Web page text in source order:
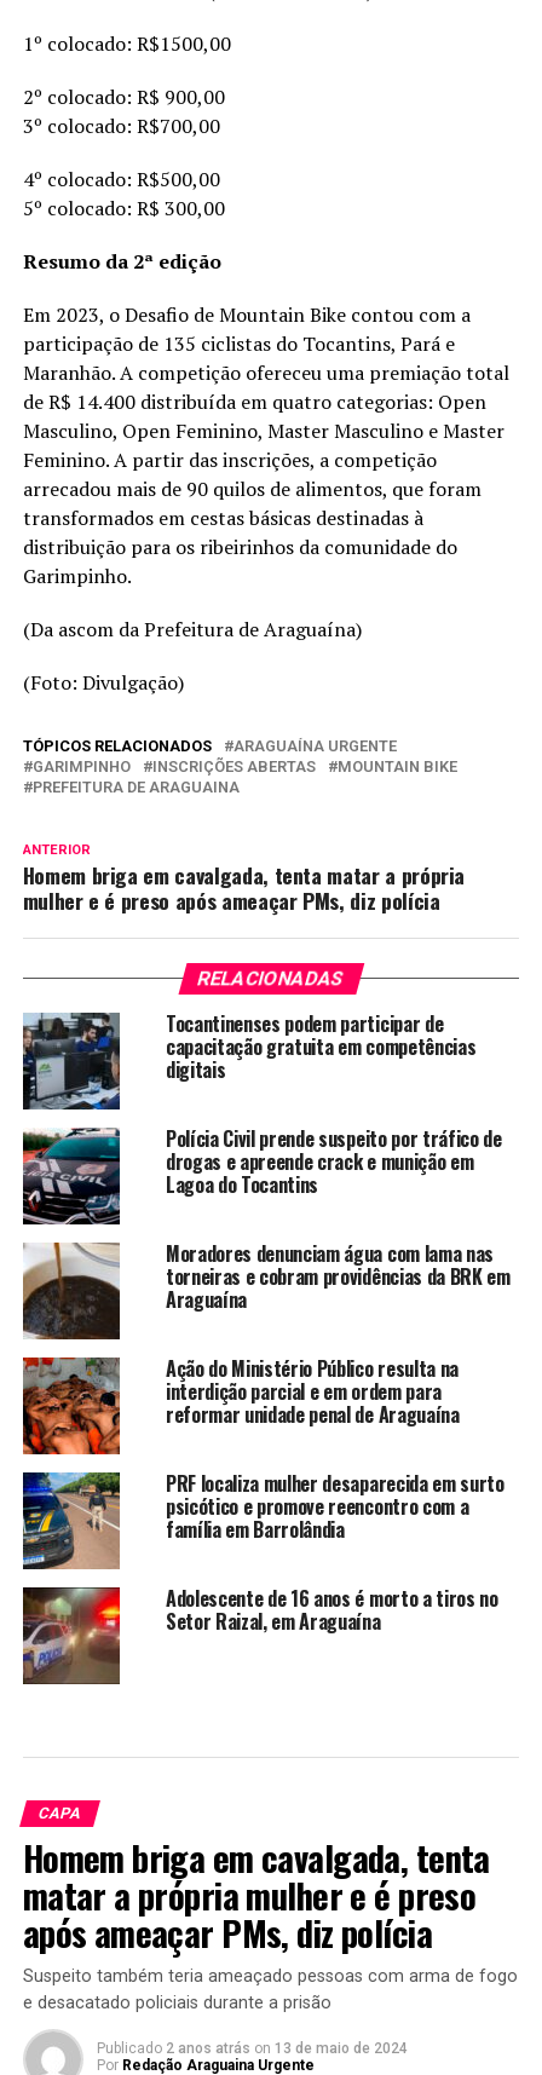
1º colocado: R$1500,00
2º colocado: R$ 900,00
3º colocado: R$700,00
4º colocado: R$500,00
5º colocado: R$ 300,00
Resumo da 2ª edição
Em 2023, o Desafio de Mountain Bike contou com a
participação de 135 ciclistas do Tocantins, Pará e
Maranhão. A competição ofereceu uma premiação total
de R$ 14.400 distribuída em quatro categorias: Open
Masculino, Open Feminino, Master Masculino e Master
Feminino. A partir das inscrições, a competição
arrecadou mais de 90 quilos de alimentos, que foram
transformados em cestas básicas destinadas à
distribuição para os ribeirinhos da comunidade do
Garimpinho.
(Da ascom da Prefeitura de Araguaína)
(Foto: Divulgação)
TÓPICOS RELACIONADOS
ARAGUAÍNA URGENTE
GARIMPINHO
INSCRIÇÕES ABERTAS
MOUNTAIN BIKE
PREFEITURA DE ARAGUAINA
ANTERIOR
Homem briga em cavalgada, tenta matar a própria
mulher e é preso após ameaçar PMs, diz polícia
RELACIONADAS
Tocantinenses podem participar de
capacitação gratuita em competências
digitais
Polícia Civil prende suspeito por tráfico de
drogas e apreende crack e munição em
Lagoa do Tocantins
Moradores denunciam água com lama nas
torneiras e cobram providências da BRK em
Araguaína
Ação do Ministério Público resulta na
interdição parcial e em ordem para
reformar unidade penal de Araguaína
PRF localiza mulher desaparecida em surto
psicótico e promove reencontro com a
família em Barrolândia
Adolescente de 16 anos é morto a tiros no
Setor Raizal, em Araguaína
CAPA
Homem briga em cavalgada, tenta
matar a própria mulher e é preso
após ameaçar PMs, diz polícia
Suspeito também teria ameaçado pessoas com arma de fogo
e desacatado policiais durante a prisão
Publicado 2 anos atrás on 13 de maio de 2024
Por Redação Araguaina Urgente